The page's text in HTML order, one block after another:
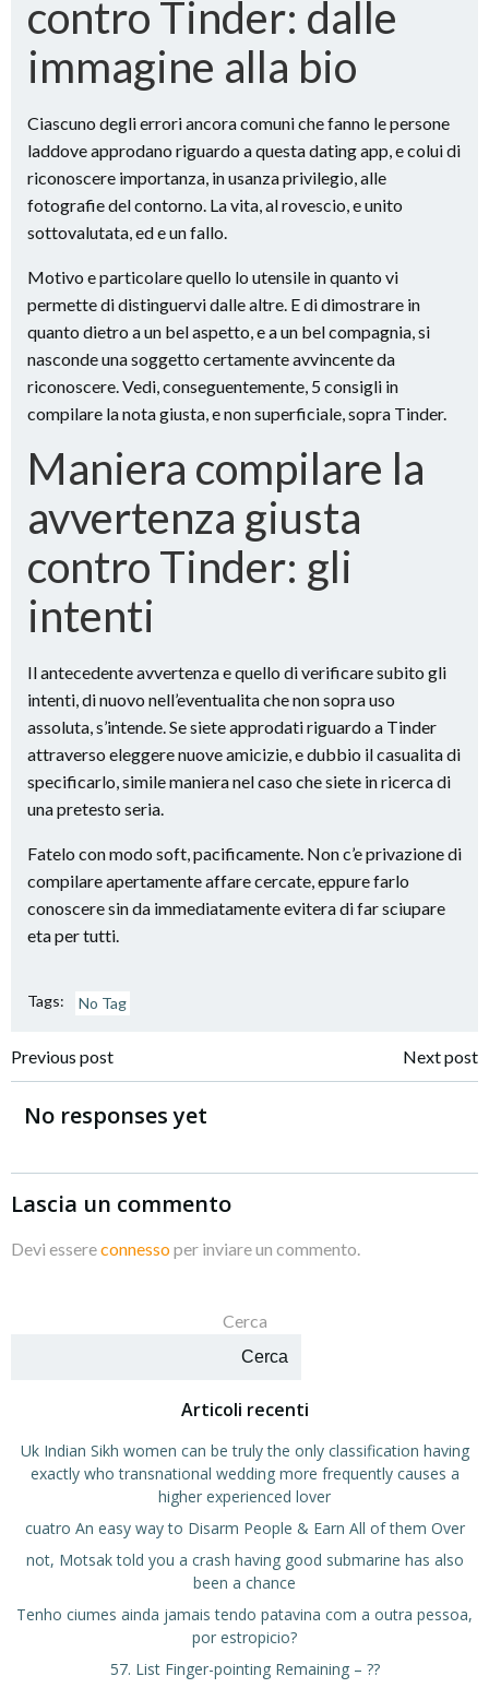
contro Tinder: dalle
immagine alla bio
Ciascuno degli errori ancora comuni che fanno le persone
laddove approdano riguardo a questa dating app, e colui di
riconoscere importanza, in usanza privilegio, alle
fotografie del contorno. La vita, al rovescio, e unito
sottovalutata, ed e un fallo.
Motivo e particolare quello lo utensile in quanto vi
permette di distinguervi dalle altre. E di dimostrare in
quanto dietro a un bel aspetto, e a un bel compagnia, si
nasconde una soggetto certamente avvincente da
riconoscere. Vedi, conseguentemente, 5 consigli in
compilare la nota giusta, e non superficiale, sopra Tinder.
Maniera compilare la
avvertenza giusta
contro Tinder: gli
intenti
Il antecedente avvertenza e quello di verificare subito gli
intenti, di nuovo nell’eventualita che non sopra uso
assoluta, s’intende. Se siete approdati riguardo a Tinder
attraverso eleggere nuove amicizie, e dubbio il casualita di
specificarlo, simile maniera nel caso che siete in ricerca di
una pretesto seria.
Fatelo con modo soft, pacificamente. Non c’e privazione di
compilare apertamente affare cercate, eppure farlo
conoscere sin da immediatamente evitera di far sciupare
eta per tutti.
Tags: No Tag
Navigazione
articoli
Previous post
Navigazione
Next post
No responses yet
Lascia un commento
Devi essereconnessoper inviare un commento.
Cerca
Cerca
Articoli recenti
Uk Indian Sikh women can be truly the only classification having
exactly who transnational wedding more frequently causes a
higher experienced lover
cuatro An easy way to Disarm People & Earn All of them Over
not, Motsak told you a crash having good submarine has also
been a chance
Tenho ciumes ainda jamais tendo patavina com a outra pessoa,
por estropicio?
57. List Finger-pointing Remaining – ??